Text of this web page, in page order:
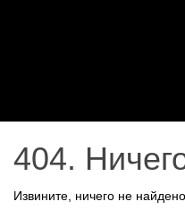
404.
Извините, ничего не найдено